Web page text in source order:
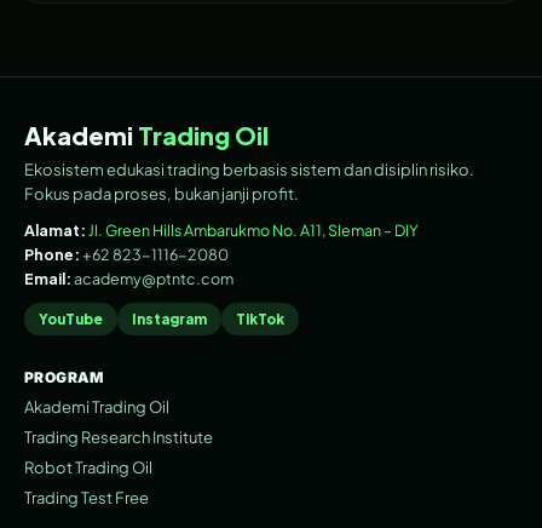
Akademi Trading Oil
Ekosistem edukasi trading berbasis sistem dan disiplin risiko.
Fokus pada proses, bukan janji profit.
Alamat: Jl. Green Hills Ambarukmo No. A11, Sleman – DIY
Phone:+62 823-1116-2080
Email:academy@ptntc.com
YouTube Instagram TikTok
PROGRAM
Akademi Trading Oil
Trading Research Institute
Robot Trading Oil
Trading Test Free